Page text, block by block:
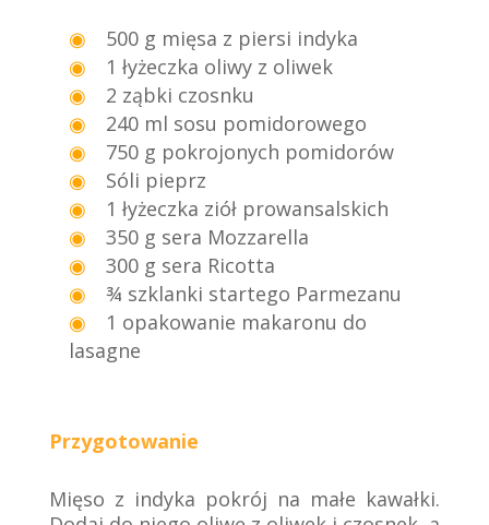
500 g mięsa z piersi indyka
1 łyżeczka oliwy z oliwek
2 ząbki czosnku
240 ml sosu pomidorowego
750 g pokrojonych pomidorów
Sóli pieprz
1 łyżeczka ziół prowansalskich
350 g sera Mozzarella
300 g sera Ricotta
¾ szklanki startego Parmezanu
1 opakowanie makaronu do
lasagne
Przygotowanie
Mięso z indyka pokrój na małe kawałki.